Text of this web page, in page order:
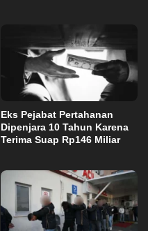
Eks Pejabat Pertahanan
Dipenjara 10 Tahun Karena
Terima Suap Rp146 Miliar